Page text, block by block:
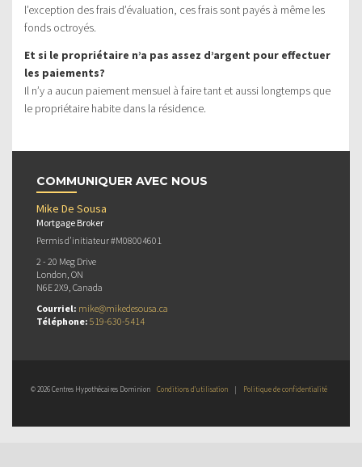
l’exception des frais d’évaluation, ces frais sont payés à même les
fonds octroyés.
Et si le propriétaire n’a pas assez d’argent pour effectuer
les paiements?
Il n’y a aucun paiement mensuel à faire tant et aussi longtemps que
le propriétaire habite dans la résidence.
COMMUNIQUER AVEC NOUS
Mike De Sousa
Mortgage Broker
Permis d’initiateur #M08004601
2 - 20 Meg Drive
London, ON
N6E 2X9, Canada
Courriel: mike@mikedesousa.ca
Téléphone: 519-630-5414
© 2026 Centres Hypothécaires Dominion Conditions d’utilisation | Politique de confidentialité